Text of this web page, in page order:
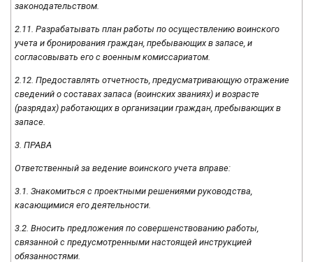
законодательством.
2.11. Разрабатывать план работы по осуществлению воинского
учета и бронирования граждан, пребывающих в запасе, и
согласовывать его с военным комиссариатом.
2.12. Предоставлять отчетность, предусматривающую отражение
сведений о составах запаса (воинских званиях) и возрасте
(разрядах) работающих в организации граждан, пребывающих в
запасе.
3. ПРАВА
Ответственный за ведение воинского учета вправе:
3.1. Знакомиться с проектными решениями руководства,
касающимися его деятельности.
3.2. Вносить предложения по совершенствованию работы,
связанной с предусмотренными настоящей инструкцией
обязанностями.